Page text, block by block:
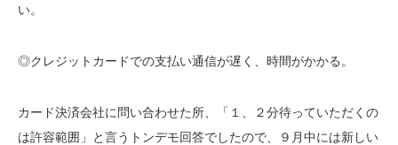
い。
◎クレジットカードでの支払い通信が遅く、時間がかかる。
カード決済会社に問い合わせた所、「１、２分待っていただくの
は許容範囲」と言うトンデモ回答でしたので、９月中には新しい